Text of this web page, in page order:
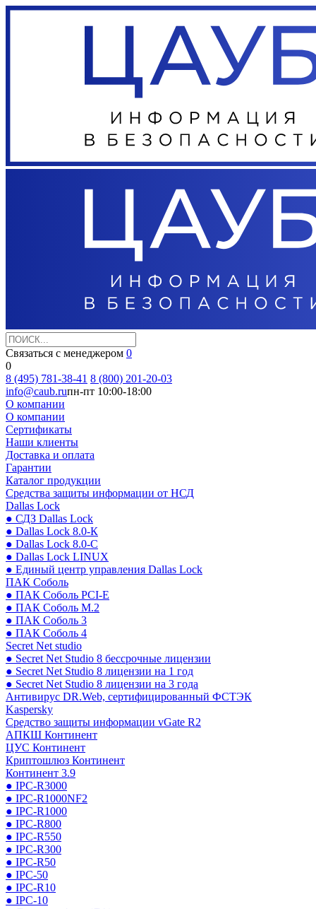
Связаться с менеджером 0
0
8 (495) 781-38-41 8 (800) 201-20-03
info@caub.ruпн-пт 10:00-18:00
О компании
О компании
Сертификаты
Наши клиенты
Доставка и оплата
Гарантии
Каталог продукции
Средства защиты информации от НСД
Dallas Lock
● СДЗ Dallas Lock
● Dallas Lock 8.0-К
● Dallas Lock 8.0-С
● Dallas Lock LINUX
● Единый центр управления Dallas Lock
ПАК Соболь
● ПАК Соболь PCI-E
● ПАК Соболь М.2
● ПАК Соболь 3
● ПАК Соболь 4
Secret Net studio
● Secret Net Studio 8 бессрочные лицензии
● Secret Net Studio 8 лицензии на 1 год
● Secret Net Studio 8 лицензии на 3 года
Антивирус DR.Web, сертифицированный ФСТЭК
Kaspersky
Средство защиты информации vGate R2
АПКШ Континент
ЦУС Континент
Криптошлюз Континент
Континент 3.9
● IPC-R3000
● IPC-R1000NF2
● IPC-R1000
● IPC-R800
● IPC-R550
● IPC-R300
● IPC-R50
● IPC-50
● IPC-R10
● IPC-10